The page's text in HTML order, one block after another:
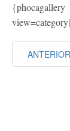
{phocagallery
ANTERIOR